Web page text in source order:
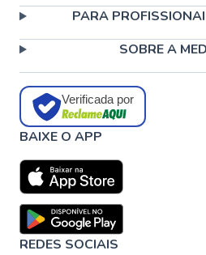
PARA
SOBRE A
Verificada por
BAIXE O APP
REDES SOCIAIS